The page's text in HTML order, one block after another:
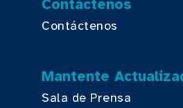
Contáctenos
Contáctenos
Mantente
Sala de Prensa